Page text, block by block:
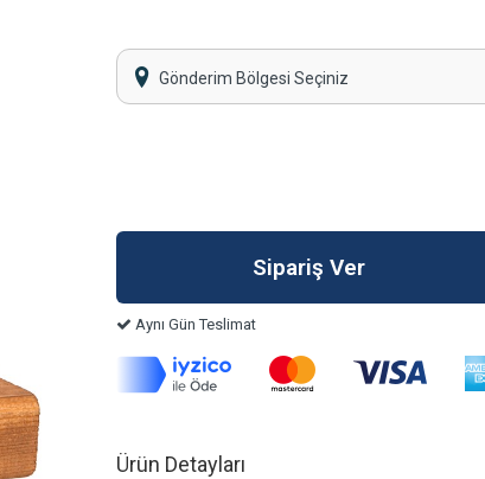
Gönderim Bölgesi Seçiniz
Aynı Gün Teslimat
Ürün Detayları